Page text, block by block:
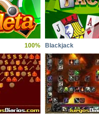
100% Blackjack